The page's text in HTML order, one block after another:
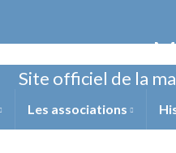
Site officiel de la
Les associations